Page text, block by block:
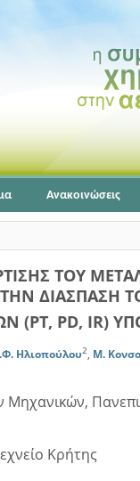
Ανακοινώσεις
ΤΟΥ
ΔΙΑΣΠΑΣΗ
(PT, PD, IR)
Ηλιοπούλου2, Μ.
Κρήτης